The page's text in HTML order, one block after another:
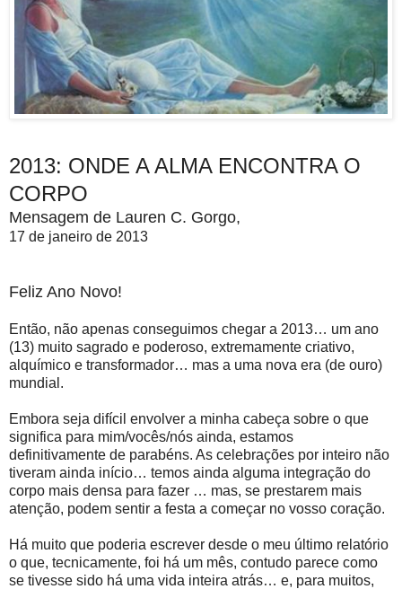
2013: ONDE A ALMA ENCONTRA O
CORPO
Mensagem de Lauren C. Gorgo,
17 de janeiro de 2013
Feliz Ano Novo!
Então, não apenas conseguimos chegar a 2013… um ano
(13) muito sagrado e poderoso, extremamente criativo,
alquímico e transformador… mas a uma nova era (de ouro)
mundial.
Embora seja difícil envolver a minha cabeça sobre o que
significa para mim/vocês/nós ainda, estamos
definitivamente de parabéns. As celebrações por inteiro não
tiveram ainda início… temos ainda alguma integração do
corpo mais densa para fazer … mas, se prestarem mais
atenção, podem sentir a festa a começar no vosso coração.
Há muito que poderia escrever desde o meu último relatório
o que, tecnicamente, foi há um mês, contudo parece como
se tivesse sido há uma vida inteira atrás… e, para muitos,